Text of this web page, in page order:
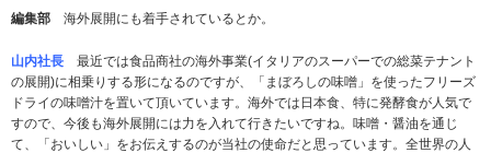
編集部 海外展開にも着手されているとか。
山内社長
最近では食品商社の海外事業(イタリアのスーパーでの総菜テナント
の展開)に相乗りする形になるのですが、「まぼろしの味噌」を使ったフリーズ
ドライの味噌汁を置いて頂いています。海外では日本食、特に発酵食が人気で
すので、今後も海外展開には力を入れて行きたいですね。味噌・醤油を通じ
て、「おいしい」をお伝えするのが当社の使命だと思っています。全世界の人